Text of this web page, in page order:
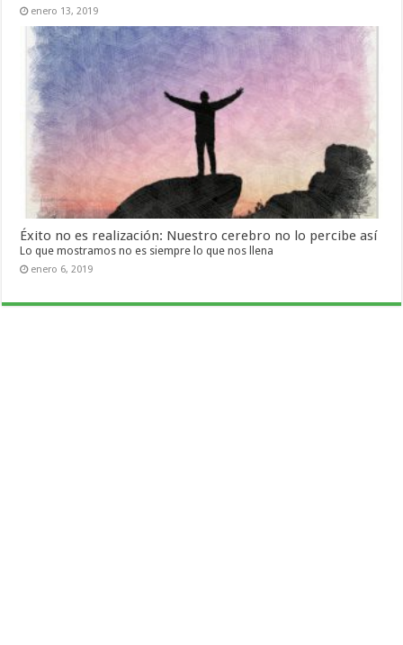
enero 13, 2019
Éxito no es realización: Nuestro cerebro no lo percibe así
Lo que mostramos no es siempre lo que nos llena
enero 6, 2019